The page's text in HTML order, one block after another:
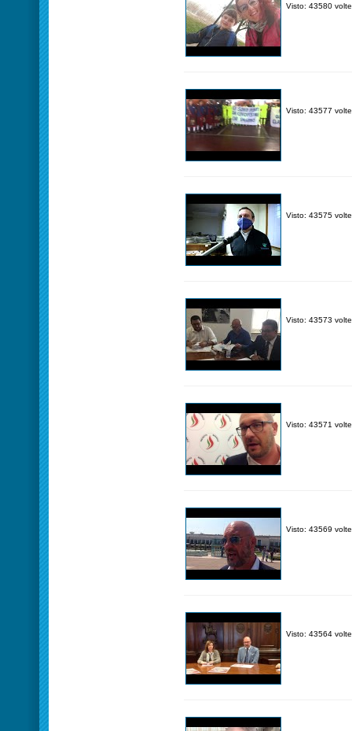
Visto: 43580 volte
Visto: 43577 volte
Visto: 43575 volte
Visto: 43573 volte
Visto: 43571 volte
Visto: 43569 volte
Visto: 43564 volte